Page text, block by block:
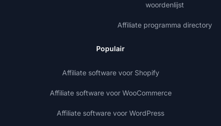
woordenlijst
Affiliate programma directory
Populair
Affiliate software voor Shopify
Affiliate software voor WooCommerce
Affiliate software voor WordPress